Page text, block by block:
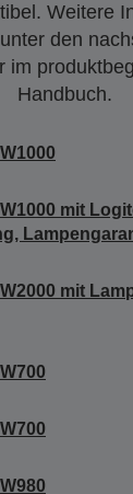
Weitere
den
im
Handbuch.
mit
mit